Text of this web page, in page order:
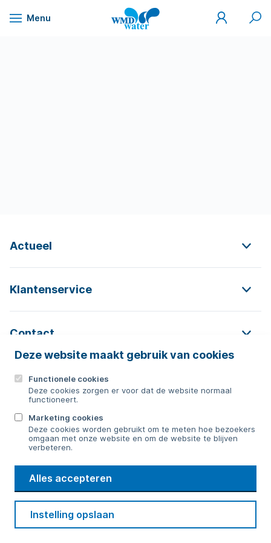
Naar
Deze website maakt gebruik van cookies
Functionele cookies
Deze cookies zorgen er voor dat de website normaal
functioneert.
Marketing cookies
Deze cookies worden gebruikt om te meten hoe bezoekers
omgaan met onze website en om de website te blijven
verbeteren.
Alles accepteren
Instelling opslaan
Menu
WMD
Drinkwater
Mijn
WMD
Zoek
Actueel
Klantenservice
Contact
Contact
Bericht sturen
WMD
Drinkwater
Cookie voorkeuren
Privacy Disclaimer